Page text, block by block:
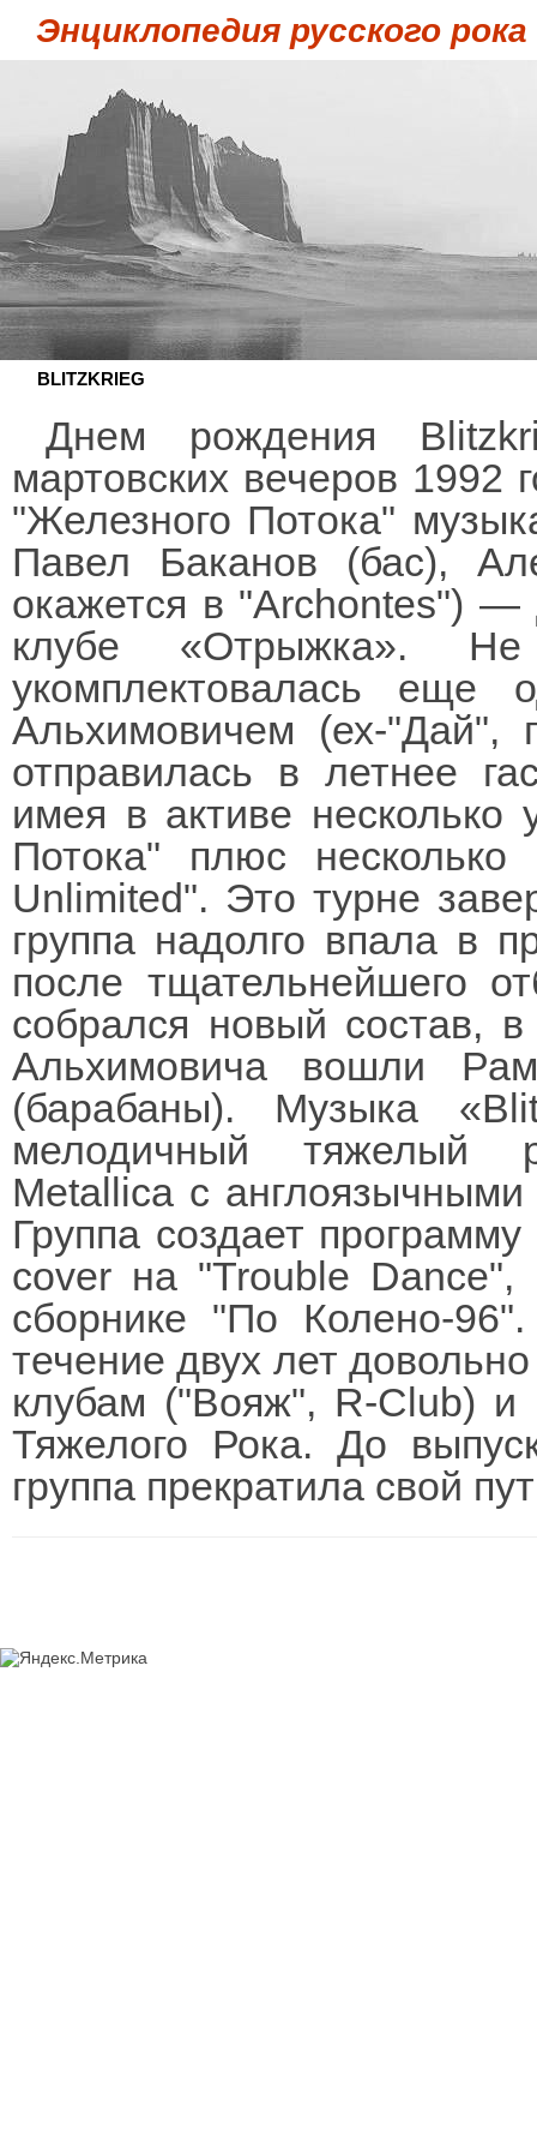
Энциклопедия русского рока
BLITZKRIEG
Днем рождения
мартовских вечеров 1992
"Железного Потока"
Павел Баканов (бас),
окажется в "Archontes")
клубе «Отрыжка».
укомплектовалась еще
Альхимовичем (ех-"Дай",
отправилась в летнее
имея в активе несколько
Потока" плюс
Unlimited". Это турне
группа надолго впала в
после тщательнейшего
собрался новый состав,
Альхимовича вошли
(барабаны). Музыка
мелодичный тяжелый
Metallica с англоязычными
Группа создает
cover на "Trouble
сборнике "По Колено-
течение двух лет
клубам ("Вояж", R-Club) и
Тяжелого Рока. До
группа прекратила свой